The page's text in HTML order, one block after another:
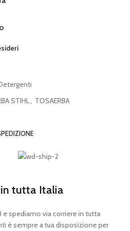
STIHL TOSAERBA
tutta Italia
e spediamo via corriere in tutta
è sempre a tua disposizione per